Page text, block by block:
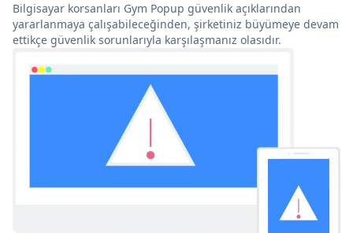
Bilgisayar korsanları Gym Popup güvenlik açıklarından
yararlanmaya çalışabileceğinden, şirketiniz büyümeye devam
ettikçe güvenlik sorunlarıyla karşılaşmanız olasıdır.